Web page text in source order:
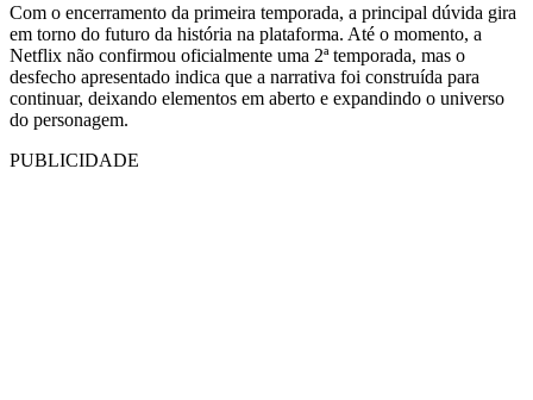
Com o encerramento da primeira temporada, a principal dúvida gira
em torno do futuro da história na plataforma. Até o momento, a
Netflix não confirmou oficialmente uma 2ª temporada, mas o
desfecho apresentado indica que a narrativa foi construída para
continuar, deixando elementos em aberto e expandindo o universo
do personagem.
PUBLICIDADE